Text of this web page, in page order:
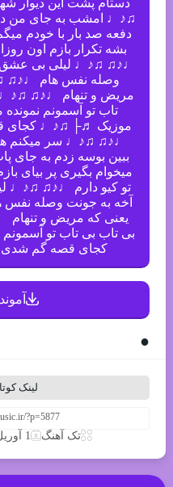
دستام پشت این دیوار
♫♪♩ امشب به جای من
دفعه صد بار با خودم
بشه تکرار بازم اون
♩♪♫ ♫♪♩ لیلی بی عشق
وصله نفس هام ♩♪♫
مریض و تنهام ♩♪♫ ♫♪♩
تاب تو آسمونم
موزیک ♬├ ♫♪♩ کجای
♩♪♫ ♫♪♩ سر میکنم
ببین بوسه زدم به جای
میخوام بگیری پر بیای
تو کیو دارم ♩♪♫ ♫♪♩
آخه به جونت وصله نفس
یعنی که مریض و
بی تاب بی تاب تو
کجای قصه گم شدی
●
لینک
تک آهنگ 1 آوریل 2020